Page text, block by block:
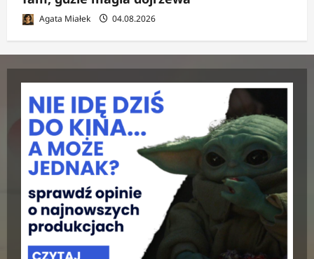
Agata Miałek 04.08.2026